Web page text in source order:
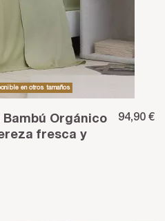
en otros tamaños
Orgánico
fresca y
94,90 €